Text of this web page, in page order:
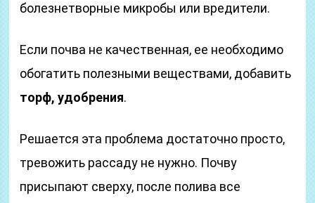
болезнетворные микробы или вредители.
Если почва не качественная, ее необходимо
обогатить полезными веществами, добавить
торф, удобрения.
Решается эта проблема достаточно просто,
тревожить рассаду не нужно. Почву
присыпают сверху, после полива все